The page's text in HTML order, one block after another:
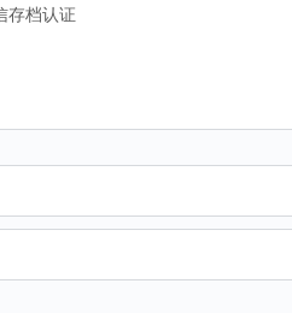
存档认证